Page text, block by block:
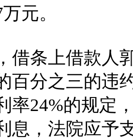
元。
条上借款人郭
百分之三的违
率24%的规定
息，法院应予